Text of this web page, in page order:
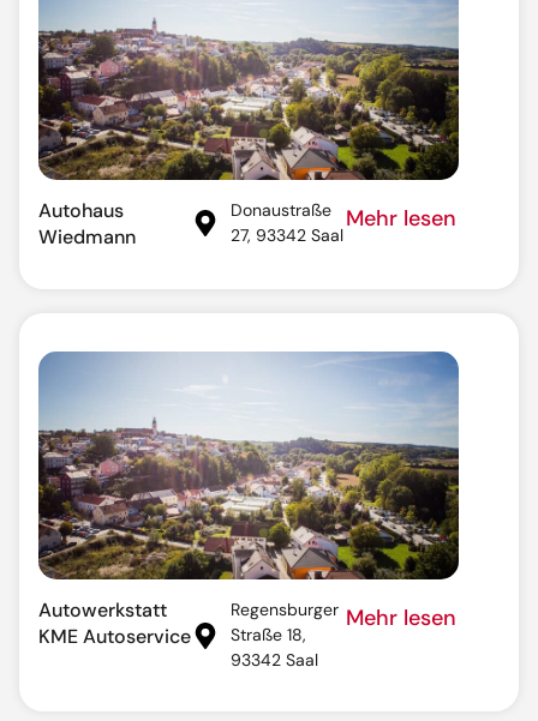
Autohaus
Wiedmann
Donaustraße
27, 93342 Saal
Mehr lesen
Autowerkstatt
KME Autoservice
Regensburger
Straße 18,
93342 Saal
Mehr lesen